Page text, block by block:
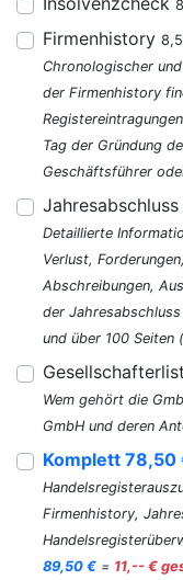
Firmenhistory
Chronologischer
der Firmenhistory
Tag der Gründung
Geschäftsführer
Jahresabschluss
Detaillierte
Verlust,
Abschreibungen,
der
und über 100 Seiten
Wem gehört die
GmbH und deren
Komplett 78,50
Firmenhistory,
89,50 € = 11,-- €